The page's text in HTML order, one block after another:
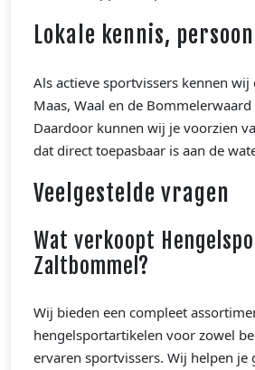
Lokale kennis,
Als actieve sportvissers kennen wij
Maas, Waal en de Bommelerwaard
Daardoor kunnen wij je voorzien
dat direct toepasbaar is aan de
Veelgestelde vragen
Wat verkoopt
Zaltbommel?
Wij bieden een compleet
hengelsportartikelen voor zowel
ervaren sportvissers. Wij helpen je